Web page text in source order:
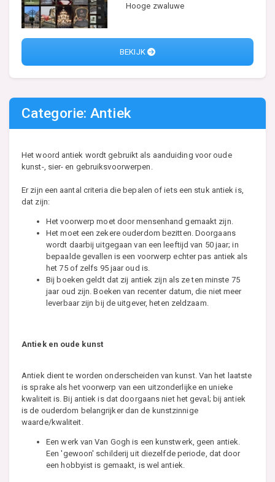
Hooge zwaluwe
BEKIJK
Categorie: Antiek
Het woord antiek wordt gebruikt als aanduiding voor oude
kunst-, sier- en gebruiksvoorwerpen.
Er zijn een aantal criteria die bepalen of iets een stuk antiek is,
dat zijn:
Het voorwerp moet door mensenhand gemaakt zijn.
Het moet een zekere ouderdom bezitten. Doorgaans
wordt daarbij uitgegaan van een leeftijd van 50 jaar; in
bepaalde gevallen is een voorwerp echter pas antiek als
het 75 of zelfs 95 jaar oud is.
Bij boeken geldt dat zij antiek zijn als ze ten minste 75
jaar oud zijn. Boeken van recenter datum, die niet meer
leverbaar zijn bij de uitgever, heten zeldzaam.
Antiek en oude kunst
Antiek dient te worden onderscheiden van kunst. Van het laatste
is sprake als het voorwerp van een uitzonderlijke en unieke
kwaliteit is. Bij antiek is dat doorgaans niet het geval; bij antiek
is de ouderdom belangrijker dan de kunstzinnige
waarde/kwaliteit.
Een werk van Van Gogh is een kunstwerk, geen antiek.
Een 'gewoon' schilderij uit diezelfde periode, dat door
een hobbyist is gemaakt, is wel antiek.